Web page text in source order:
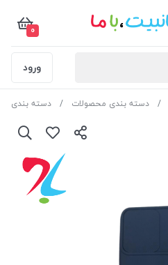
0
ورود
دسته بندی محصولات دسته بندی